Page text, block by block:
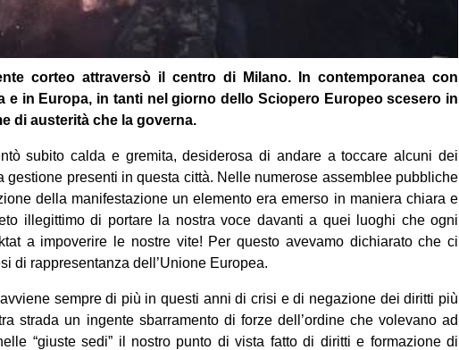
corteo attraversò il centro di Milano. In contemporanea con
e in Europa, in tanti nel giorno dello Sciopero Europeo scesero in
di austerità che la governa.
subito calda e gremita, desiderosa di andare a toccare alcuni dei
gestione presenti in questa città. Nelle numerose assemblee pubbliche
della manifestazione un elemento era emerso in maniera chiara e
illegittimo di portare la nostra voce davanti a quei luoghi che ogni
a impoverire le nostre vite! Per questo avevamo dichiarato che ci
di rappresentanza dell’Unione Europea.
sempre di più in questi anni di crisi e di negazione dei diritti più
strada un ingente sbarramento di forze dell’ordine che volevano ad
“giuste sedi” il nostro punto di vista fatto di diritti e formazione di